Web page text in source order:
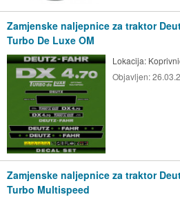
Zamjenske naljepnice za traktor
Turbo De Luxe OM
Lokacija:
Objavljen:
Zamjenske naljepnice za traktor
Turbo Multispeed